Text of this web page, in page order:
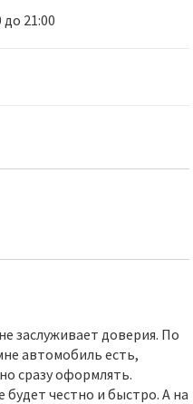
21:00
заслуживает доверия. По
автомобиль есть,
сразу оформлять.
будет честно и быстро. А на